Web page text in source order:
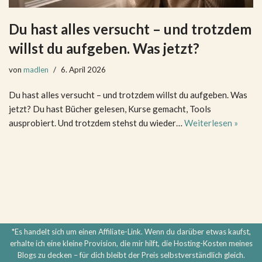
Du hast alles versucht – und trotzdem
willst du aufgeben. Was jetzt?
von madlen 6. April 2026
Du hast alles versucht – und trotzdem willst du aufgeben. Was
jetzt? Du hast Bücher gelesen, Kurse gemacht, Tools
ausprobiert. Und trotzdem stehst du wieder… Weiterlesen »
*Es handelt sich um einen Affiliate-Link. Wenn du darüber etwas kaufst,
erhalte ich eine kleine Provision, die mir hilft, die Hosting-Kosten meines
Blogs zu decken – für dich bleibt der Preis selbstverständlich gleich.